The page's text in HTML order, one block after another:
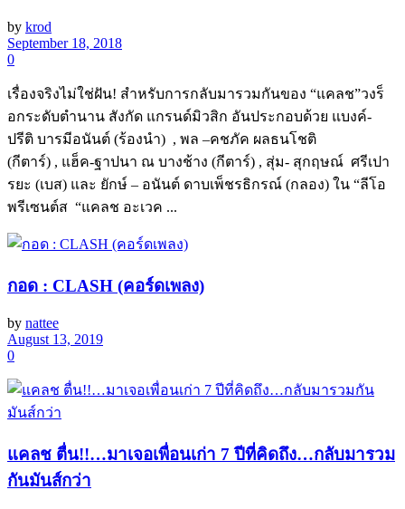
by krod
September 18, 2018
0
เรื่องจริงไม่ใช่ฝัน! สำหรับการกลับมารวมกันของ “แคลช”วงร็
อกระดับตำนาน สังกัด แกรนด์มิวสิก อันประกอบด้วย แบงค์-
ปรีติ บารมีอนันต์ (ร้องนำ) , พล –คชภัค ผลธนโชติ
(กีตาร์) , แฮ็ค-ฐาปนา ณ บางช้าง (กีตาร์) , สุ่ม- สุกฤษณ์ ศรีเปา
รยะ (เบส) และ ยักษ์ – อนันต์ ดาบเพ็ชรธิกรณ์ (กลอง) ใน “ลีโอ
พรีเซนต์ส “แคลช อะเวค ...
กอด : CLASH (คอร์ดเพลง)
by nattee
August 13, 2019
0
แคลช ตื่น!!…มาเจอเพื่อนเก่า 7 ปีที่คิดถึง…กลับมารวม
กันมันส์กว่า